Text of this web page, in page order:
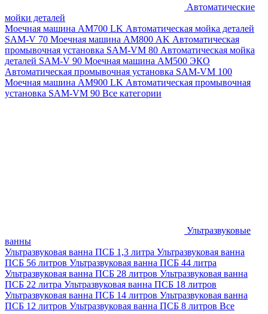
Автоматические
мойки деталей
Моечная машина AM700 LK Автоматическая мойка деталей
SAM-V 70 Моечная машина АМ800 AK Автоматическая
промывочная установка SAM-VM 80 Автоматическая мойка
деталей SAM-V 90 Моечная машина АМ500 ЭКО
Автоматическая промывочная установка SAM-VM 100
Моечная машина AM900 LK Автоматическая промывочная
установка SAM-VM 90 Все категории
Ультразвуковые
ванны
Ультразвуковая ванна ПСБ 1,3 литра Ультразвуковая ванна
ПСБ 56 литров Ультразвуковая ванна ПСБ 44 литра
Ультразвуковая ванна ПСБ 28 литров Ультразвуковая ванна
ПСБ 22 литра Ультразвуковая ванна ПСБ 18 литров
Ультразвуковая ванна ПСБ 14 литров Ультразвуковая ванна
ПСБ 12 литров Ультразвуковая ванна ПСБ 8 литров Все